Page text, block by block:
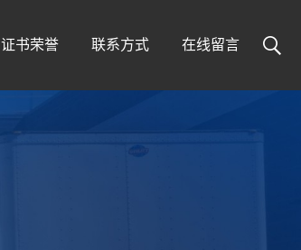
证书荣誉 联系方式 在线留言